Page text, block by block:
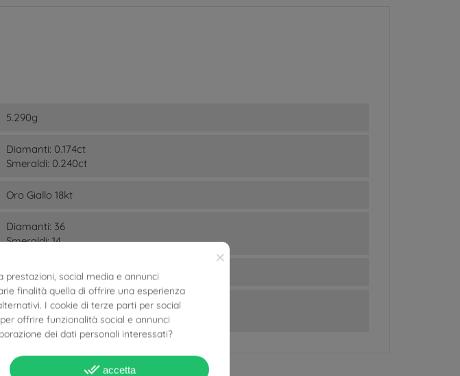
5.290g
Diamanti: 0.174ct
Smeraldi: 0.240ct
Oro Giallo 18kt
Diamanti: 36
Smeraldi: 14
Donna
Boccola
Chiusura Cerniera
×
prestazioni, social media e annunci
finalità quella di offrire una esperienza
I cookie di terze parti per social
offrire funzionalità social e annunci
dei dati personali interessati?
done_all accetta